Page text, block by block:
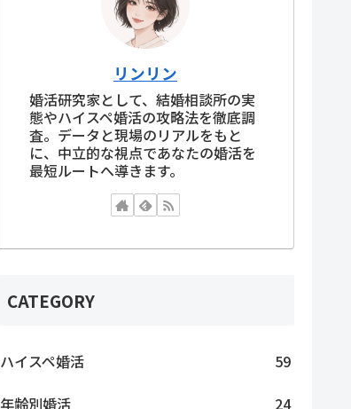
リンリン
婚活研究家として、結婚相談所の実
態やハイスペ婚活の攻略法を徹底調
査。データと現場のリアルをもと
に、中立的な視点であなたの婚活を
最短ルートへ導きます。
CATEGORY
ハイスペ婚活
59
年齢別婚活
24